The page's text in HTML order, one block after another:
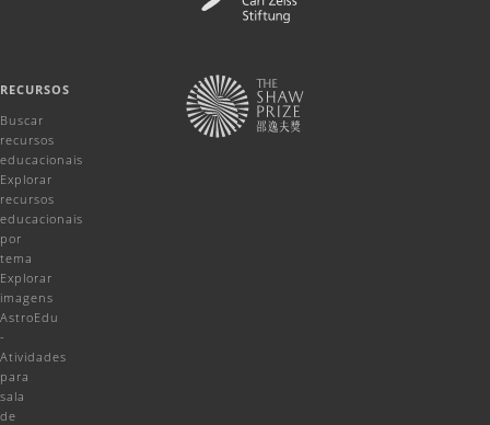
RECURSOS
Buscar
recursos
educacionais
Explorar
recursos
educacionais
por
tema
Explorar
imagens
AstroEdu
-
Atividades
para
sala
de